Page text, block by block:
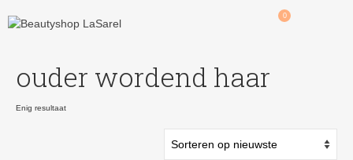
0
ouder wordend haar
Enig resultaat